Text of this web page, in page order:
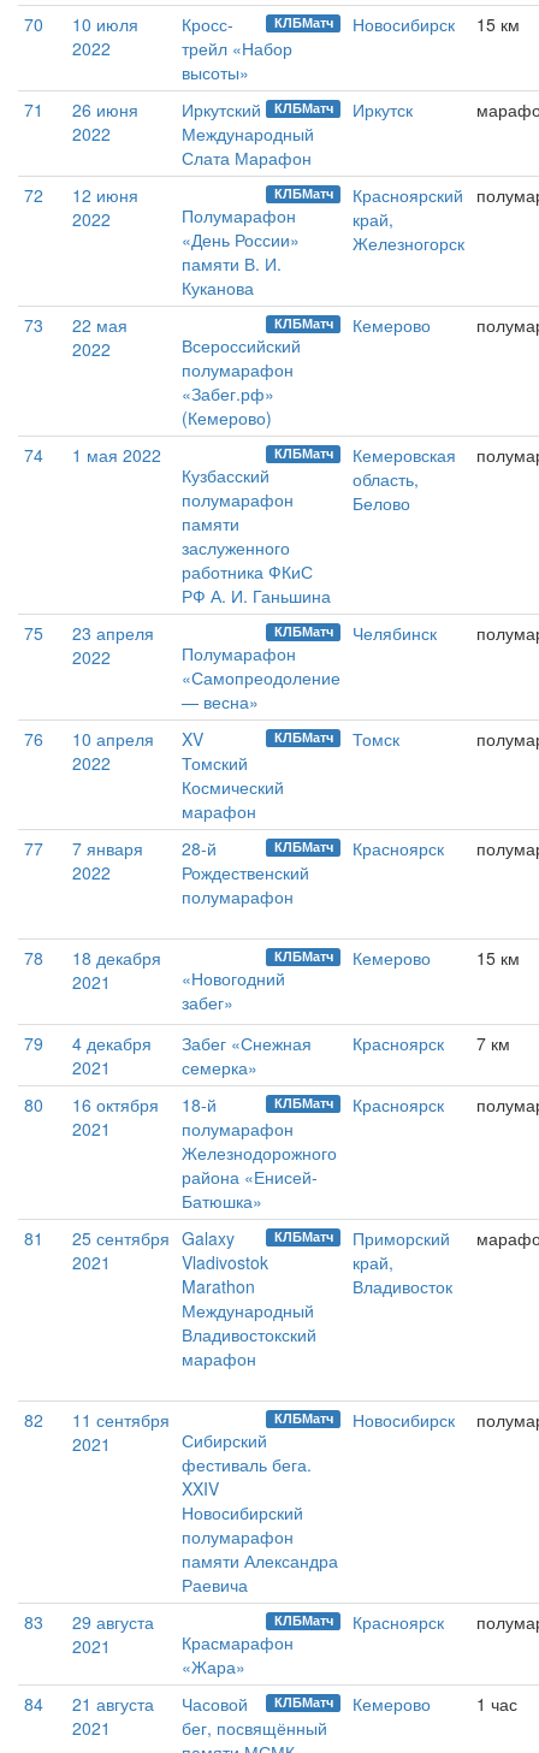
70
10 июля
2022
КЛБМатч
Кросс-
трейл «Набор
высоты»
Новосибирск 15 км
71
26 июня
2022
КЛБМатч
Иркутский
Международный
Слата Марафон
Иркутск
72
12 июня
2022
КЛБМатч
Полумарафон
«День России»
памяти В. И.
Куканова
Красноярский
край,
Железногорск
73
22 мая
2022
КЛБМатч
Всероссийский
полумарафон
«Забег.рф»
(Кемерово)
Кемерово
74 1 мая 2022 КЛБМатч
Кузбасский
полумарафон
памяти
заслуженного
работника ФКиС
РФ А. И. Ганьшина
Кемеровская
область,
Белово
75
23 апреля
2022
КЛБМатч
Полумарафон
«Самопреодоление
— весна»
Челябинск
76
10 апреля
2022
КЛБМатч
XV
Томский
Космический
марафон
Томск
77
7 января
2022
КЛБМатч
28-й
Рождественский
полумарафон
Красноярск
78
18 декабря
2021
КЛБМатч
«Новогодний
забег»
Кемерово 15 км
79
4 декабря
2021
Забег «Снежная
семерка»
Красноярск 7 км
80
16 октября
2021
КЛБМатч
18-й
полумарафон
Железнодорожного
района «Енисей-
Батюшка»
Красноярск
81
25 сентября
2021
КЛБМатч
Galaxy
Vladivostok
Marathon
Международный
Владивостокский
марафон
Приморский
край,
Владивосток
82
11 сентября
2021
КЛБМатч
Сибирский
фестиваль бега.
XXIV
Новосибирский
полумарафон
памяти Александра
Раевича
Новосибирск
83
29 августа
2021
КЛБМатч
Красмарафон
«Жара»
Красноярск
84
21 августа
2021
КЛБМатч
Часовой
бег, посвящённый
Кемерово 1 час